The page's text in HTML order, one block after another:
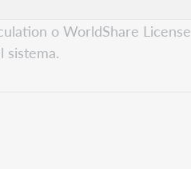
o WorldShare License
sistema.